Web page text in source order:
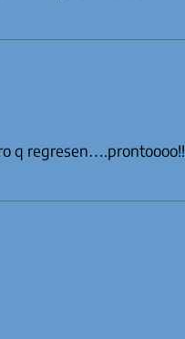
q regresen….prontoooo!!